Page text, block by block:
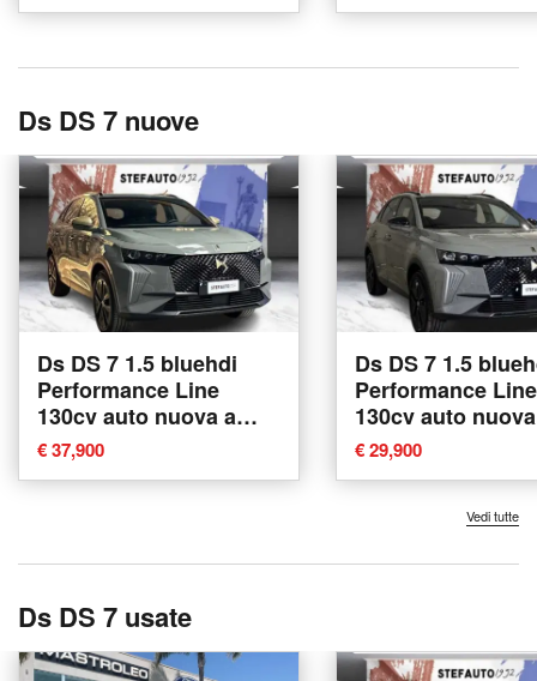
Ds DS 7 nuove
Ds DS 7 1.5 bluehdi
Performance Line
130cv auto nuova a
Bologna
€ 37,900
Ds DS 7 1.5
Performance Line
130cv auto
Bologna
€ 29,900
Vedi tutte
Ds DS 7 usate